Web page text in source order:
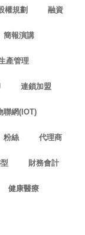
權規劃 融資
簡報演講
產管理
連鎖加盟
聯網(IOT)
粉絲 代理商
財務會計
健康醫療